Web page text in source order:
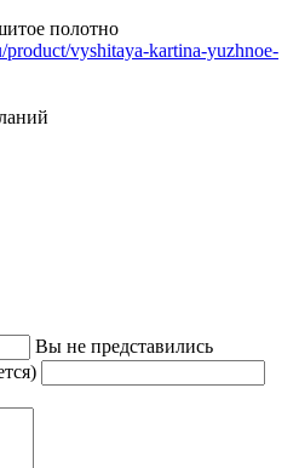
полотно
vyshitaya-kartina-yuzhnoe-
Вы не представились